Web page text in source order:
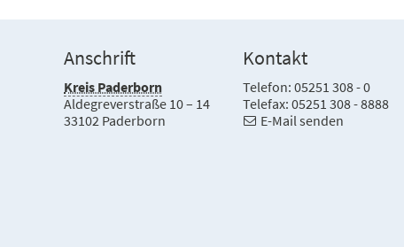
Anschrift
Kreis Paderborn
Aldegreverstraße 10 – 14
33102 Paderborn
Kontakt
Telefon: 05251 308 - 0
Telefax: 05251 308 - 8888
E-Mail senden